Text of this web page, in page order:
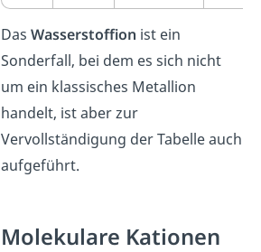
Das Wasserstoffion ist ein
Sonderfall, bei dem es sich nicht
um ein klassisches Metallion
handelt, ist aber zur
Vervollständigung der Tabelle auch
aufgeführt.
Molekulare Kationen